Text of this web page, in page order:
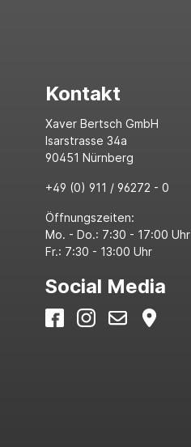
Kontakt
Xaver Bertsch GmbH
Isarstrasse 34a
90451 Nürnberg
+49 (0) 911 / 96272 - 0
Öffnungszeiten:
Mo. - Do.: 7:30 - 17:00 Uhr
Fr.: 7:30 - 13:00 Uhr
Social Media